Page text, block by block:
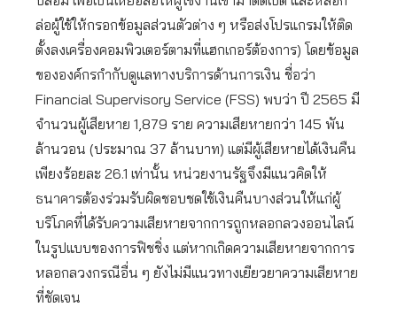
ล่อผู้ใช้ให้กรอกข้อมูลส่วนตัวต่าง ๆ หรือส่งโปรแกรมให้ติด
ตั้งลงเครื่องคอมพิวเตอร์ตามที่แฮกเกอร์ต้องการ) โดยข้อมูล
ขององค์กรกำกับดูแลทางบริการด้านการเงิน ชื่อว่า
Financial Supervisory Service (FSS) พบว่า ปี 2565 มี
จำนวนผู้เสียหาย 1,879 ราย ความเสียหายกว่า 145 พัน
ล้านวอน (ประมาณ 37 ล้านบาท) แต่มีผู้เสียหายได้เงินคืน
เพียงร้อยละ 26.1 เท่านั้น หน่วยงานรัฐจึงมีแนวคิดให้
ธนาคารต้องร่วมรับผิดชอบชดใช้เงินคืนบางส่วนให้แก่ผู้
บริโภคที่ได้รับความเสียหายจากการถูกหลอกลวงออนไลน์
ในรูปแบบของการฟิชชิ่ง แต่หากเกิดความเสียหายจากการ
หลอกลวงกรณีอื่น ๆ ยังไม่มีแนวทางเยียวยาความเสียหาย
ที่ชัดเจน